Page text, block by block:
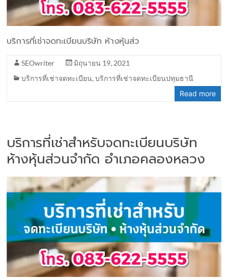
บริการที่เช่าจดทะเบียนบริษัท ห้างหุ้นส่ว
SEOwriter
มิถุนายน 19, 2021
บริการที่เช่าจดทะเบียน,บริการที่เช่าจดทะเบียนปทุมธานี
Read more
บริการที่เช่าสำหรับจดทะเบียนบริษัท
ห้างหุ้นส่วนจำกัด อำเภอคลองหลวง